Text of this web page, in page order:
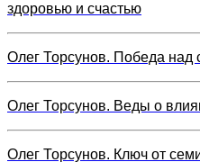
здоровью и счастью
Олег Торсунов. Победа над
Олег Торсунов. Веды о
Олег Торсунов. Ключ от